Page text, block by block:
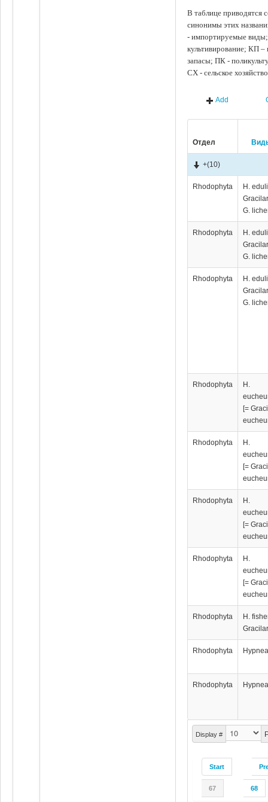
В таблице приводятся
синонимы этих
- импортируемые
культивирование; КП
запасы; ПК -
СХ - сельское
Add
Отдел
Display #
Start
67 68
+(10)
Rhodophyta
H.
G.
Rhodophyta
H.
G.
Rhodophyta
H.
G.
Rhodophyta
H.
[=
Rhodophyta
H.
[=
Rhodophyta
H.
[=
Rhodophyta
H.
[=
Rhodophyta
H.
Rhodophyta
Rhodophyta